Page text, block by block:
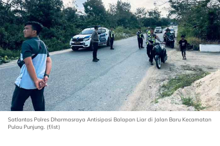
Satlantas Polres Dharmasraya Antisipasi Balapan Liar di Jalan Baru Kecamatan
Pulau Punjung. (f/ist)